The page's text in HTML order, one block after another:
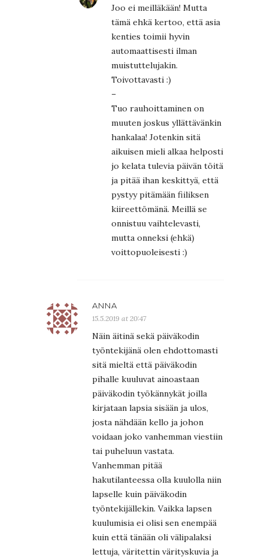
Joo ei meilläkään! Mutta
tämä ehkä kertoo, että asia
kenties toimii hyvin
automaattisesti ilman
muistuttelujakin.
Toivottavasti :)
–
Tuo rauhoittaminen on
muuten joskus yllättävänkin
hankalaa! Jotenkin sitä
aikuisen mieli alkaa helposti
jo kelata tulevia päivän töitä
ja pitää ihan keskittyä, että
pystyy pitämään fiiliksen
kiireettömänä. Meillä se
onnistuu vaihtelevasti,
mutta onneksi (ehkä)
voittopuoleisesti :)
ANNA
15.5.2019 at 20:47
Näin äitinä sekä päiväkodin
työntekijänä olen ehdottomasti
sitä mieltä että päiväkodin
pihalle kuuluvat ainoastaan
päiväkodin työkännykät joilla
kirjataan lapsia sisään ja ulos,
josta nähdään kello ja johon
voidaan joko vanhemman viestiin
tai puheluun vastata.
Vanhemman pitää
hakutilanteessa olla kuulolla niin
lapselle kuin päiväkodin
työntekijällekin. Vaikka lapsen
kuulumisia ei olisi sen enempää
kuin että tänään oli välipalaksi
lettuja, väritettin värityskuvia ja